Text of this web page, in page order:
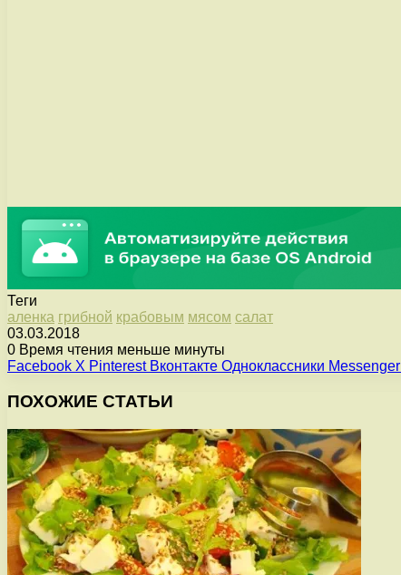
Теги
аленка грибной крабовым мясом салат
03.03.2018
0 Время чтения меньше минуты
Facebook X Pinterest Вконтакте Одноклассники Messenger
ПОХОЖИЕ СТАТЬИ